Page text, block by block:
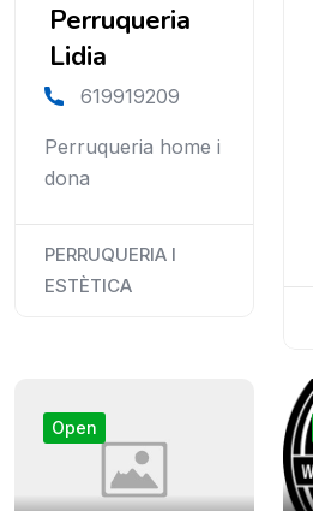
Perruqueria
Lidia
619919209
Perruqueria home i
dona
PERRUQUERIA I
ESTÈTICA
Open